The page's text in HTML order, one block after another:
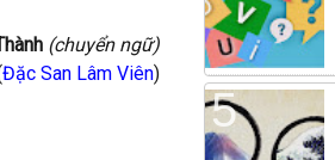
(chuyển ngữ)
Đặc San Lâm Viên)